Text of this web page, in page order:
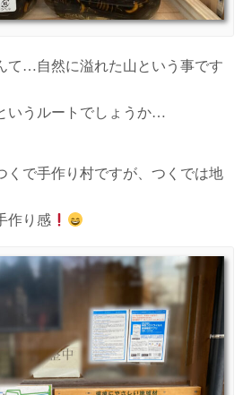
て…自然に溢れた山という事です
いうルートでしょうか…
くで手作り村ですが、つくでは地
作り感